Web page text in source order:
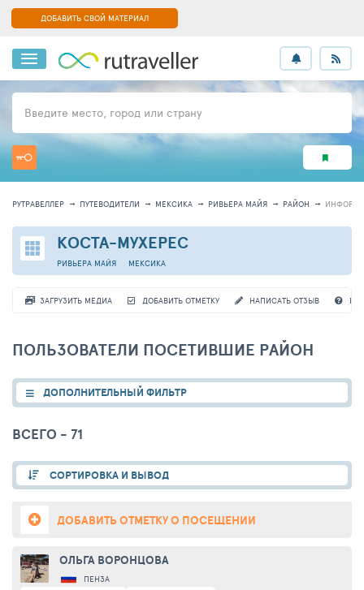
ДОБАВИТЬ СВОЙ МАТЕРИАЛ
Введите место, город или страну
РУТРАВЕЛЛЕР ПУТЕВОДИТЕЛИ МЕКСИКА РИВЬЕРА МАЙЯ РАЙОН
КОСТА-МУХЕРЕС
МЕКСИКА
РИВЬЕРА МАЙЯ
ЗАГРУЗИТЬ МЕДИА ДОБАВИТЬ ОТМЕТКУ НАПИСАТЬ ОТЗЫВ
ПОЛЬЗОВАТЕЛИ ПОСЕТИВШИЕ РАЙОН
ДОПОЛНИТЕЛЬНЫЙ ФИЛЬТР
ВСЕГО - 71
СОРТИРОВКА И ВЫВОД
ДОБАВИТЬ ОТМЕТКУ О ПОСЕЩЕНИИ
ОЛЬГА ВОРОНЦОВА
ПЕНЗА